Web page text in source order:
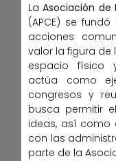
LaAsociación de
(APCE) se
acciones
valor la figura de
espacio físico
actúa como
congresos y
busca permitir
ideas, así como
con las
parte de la